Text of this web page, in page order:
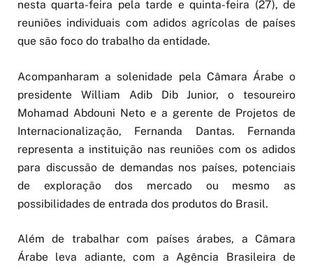
nesta quarta-feira pela tarde e quinta-feira (27), de
reuniões individuais com adidos agrícolas de países
que são foco do trabalho da entidade.
Acompanharam a solenidade pela Câmara Árabe o
presidente William Adib Dib Junior, o tesoureiro
Mohamad Abdouni Neto e a gerente de Projetos de
Internacionalização, Fernanda Dantas. Fernanda
representa a instituição nas reuniões com os adidos
para discussão de demandas nos países, potenciais
de exploração dos mercado ou mesmo as
possibilidades de entrada dos produtos do Brasil.
Além de trabalhar com países árabes, a Câmara
Árabe leva adiante, com a Agência Brasileira de